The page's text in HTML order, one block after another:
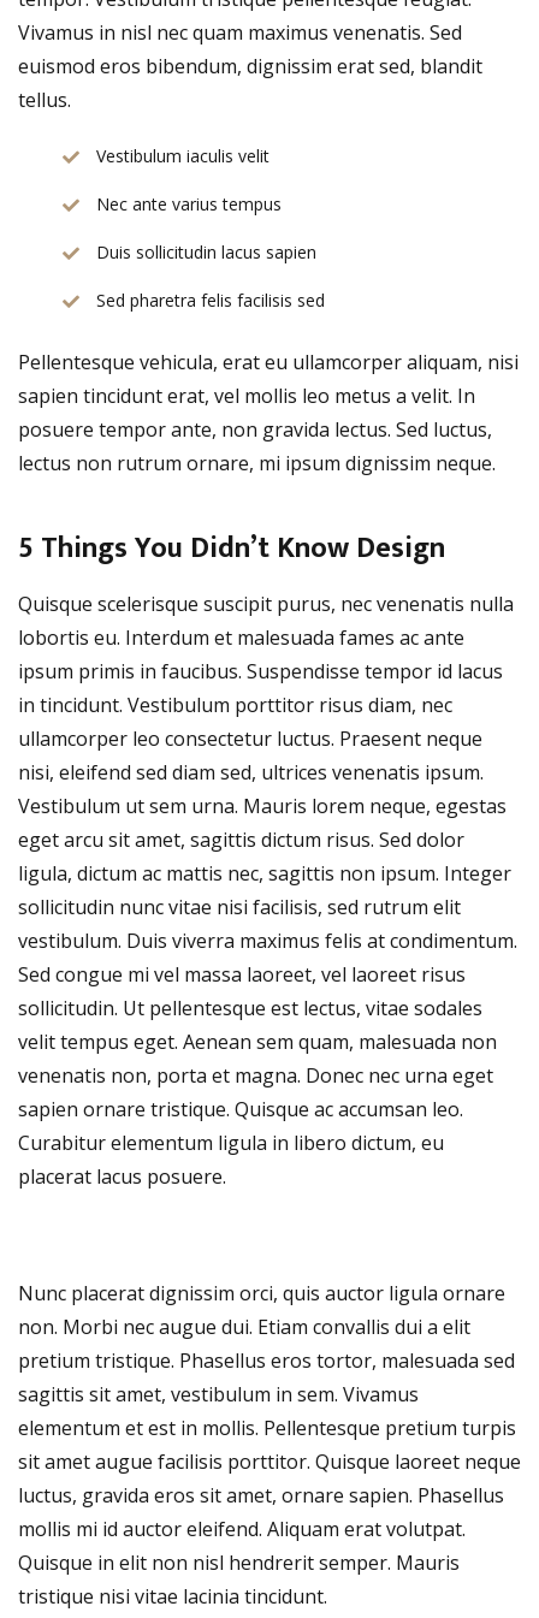
Vivamus in nisl nec quam maximus venenatis. Sed
euismod eros bibendum, dignissim erat sed, blandit
tellus.
Vestibulum iaculis velit
Nec ante varius tempus
Duis sollicitudin lacus sapien
Sed pharetra felis facilisis sed
Pellentesque vehicula, erat eu ullamcorper aliquam, nisi
sapien tincidunt erat, vel mollis leo metus a velit. In
posuere tempor ante, non gravida lectus. Sed luctus,
lectus non rutrum ornare, mi ipsum dignissim neque.
5 Things You Didn’t Know Design
Quisque scelerisque suscipit purus, nec venenatis nulla
lobortis eu. Interdum et malesuada fames ac ante
ipsum primis in faucibus. Suspendisse tempor id lacus
in tincidunt. Vestibulum porttitor risus diam, nec
ullamcorper leo consectetur luctus. Praesent neque
nisi, eleifend sed diam sed, ultrices venenatis ipsum.
Vestibulum ut sem urna. Mauris lorem neque, egestas
eget arcu sit amet, sagittis dictum risus. Sed dolor
ligula, dictum ac mattis nec, sagittis non ipsum. Integer
sollicitudin nunc vitae nisi facilisis, sed rutrum elit
vestibulum. Duis viverra maximus felis at condimentum.
Sed congue mi vel massa laoreet, vel laoreet risus
sollicitudin. Ut pellentesque est lectus, vitae sodales
velit tempus eget. Aenean sem quam, malesuada non
venenatis non, porta et magna. Donec nec urna eget
sapien ornare tristique. Quisque ac accumsan leo.
Curabitur elementum ligula in libero dictum, eu
placerat lacus posuere.
Nunc placerat dignissim orci, quis auctor ligula ornare
non. Morbi nec augue dui. Etiam convallis dui a elit
pretium tristique. Phasellus eros tortor, malesuada sed
sagittis sit amet, vestibulum in sem. Vivamus
elementum et est in mollis. Pellentesque pretium turpis
sit amet augue facilisis porttitor. Quisque laoreet neque
luctus, gravida eros sit amet, ornare sapien. Phasellus
mollis mi id auctor eleifend. Aliquam erat volutpat.
Quisque in elit non nisl hendrerit semper. Mauris
tristique nisi vitae lacinia tincidunt.